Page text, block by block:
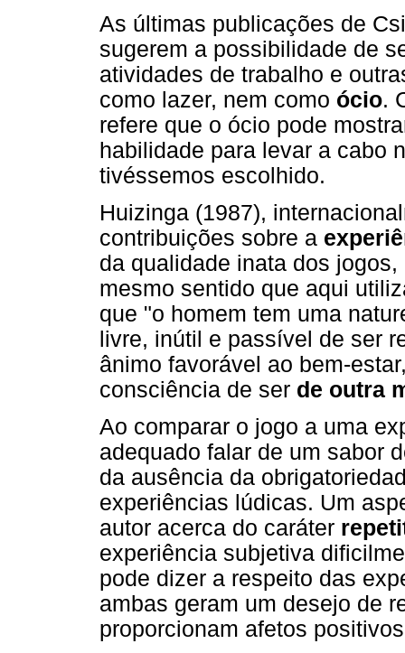
As últimas publicações de
sugerem a possibilidade de
atividades de trabalho e
como lazer, nem como ócio.
refere que o ócio pode
habilidade para levar a cabo
tivéssemos escolhido.
Huizinga (1987),
contribuições sobre a
da qualidade inata dos
mesmo sentido que aqui
que "o homem tem uma
livre, inútil e passível de ser
ânimo favorável ao bem-
consciência de ser de outra
Ao comparar o jogo a uma
adequado falar de um sabor
da ausência da
experiências lúdicas. Um
autor acerca do caráter
experiência subjetiva
pode dizer a respeito das
ambas geram um desejo de
proporcionam afetos